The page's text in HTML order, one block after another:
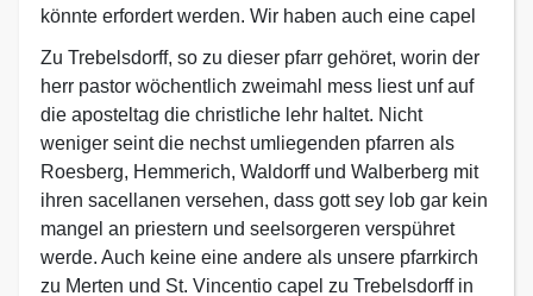
könnte erfordert werden. Wir haben auch eine capel
Zu Trebelsdorff, so zu dieser pfarr gehöret, worin der
herr pastor wöchentlich zweimahl mess liest unf auf
die aposteltag die christliche lehr haltet. Nicht
weniger seint die nechst umliegenden pfarren als
Roesberg, Hemmerich, Waldorff und Walberberg mit
ihren sacellanen versehen, dass gott sey lob gar kein
mangel an priestern und seelsorgeren verspühret
werde. Auch keine eine andere als unsere pfarrkirch
zu Merten und St. Vincentio capel zu Trebelsdorff in